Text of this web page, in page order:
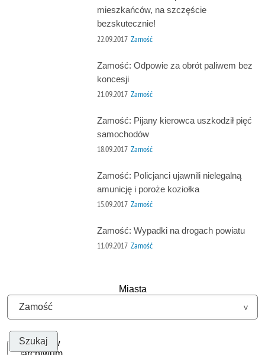
mieszkańców, na szczęście
bezskutecznie!
22.09.2017 Zamość
Zamość: Odpowie za obrót paliwem bez
koncesji
21.09.2017 Zamość
Zamość: Pijany kierowca uszkodził pięć
samochodów
18.09.2017 Zamość
Zamość: Policjanci ujawnili nielegalną
amunicję i poroże koziołka
15.09.2017 Zamość
Zamość: Wypadki na drogach powiatu
11.09.2017 Zamość
Miasta
Szukaj w